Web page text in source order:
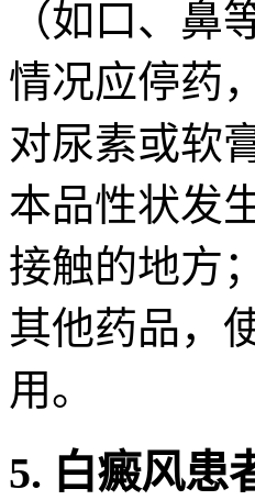
（如口、
情况应停药
对尿素或软
本品性状发
接触的地方
其他药品，
用。
5. 白癜风患